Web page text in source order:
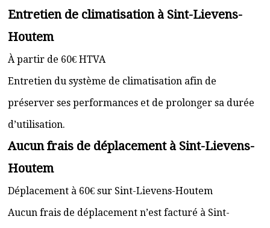
Entretien de climatisation à Sint-Lievens-
Houtem
À partir de 60€ HTVA
Entretien du système de climatisation afin de
préserver ses performances et de prolonger sa durée
d’utilisation.
Aucun frais de déplacement à Sint-Lievens-
Houtem
Déplacement à 60€ sur Sint-Lievens-Houtem
Aucun frais de déplacement n’est facturé à Sint-